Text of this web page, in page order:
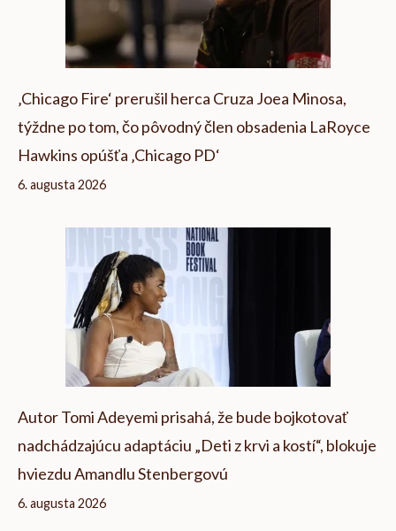
‚Chicago Fire‘ prerušil herca Cruza Joea Minosa,
týždne po tom, čo pôvodný člen obsadenia LaRoyce
Hawkins opúšťa ‚Chicago PD‘
6. augusta 2026
Autor Tomi Adeyemi prisahá, že bude bojkotovať
nadchádzajúcu adaptáciu „Deti z krvi a kostí“, blokuje
hviezdu Amandlu Stenbergovú
6. augusta 2026